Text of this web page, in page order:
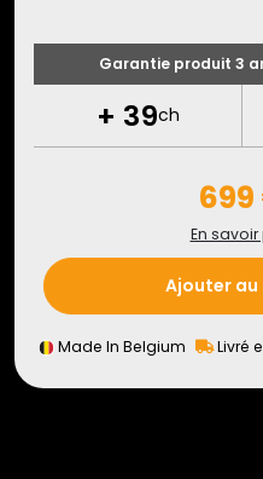
Garantie produit 3
+ 39ch
En savoir
Ajouter au
Made In Belgium Livré